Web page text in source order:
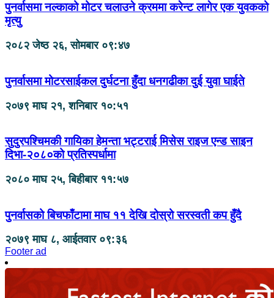
पुनर्वासमा नल्काको मोटर चलाउने क्रममा करेन्ट लागेर एक युवकको
मृत्यु
२०८२ जेष्ठ २६, सोमबार ०९:४७
पुनर्वासमा मोटरसाईकल दुर्घटना हुँदा धनगढीका दुई युवा घाईते
२०७९ माघ २१, शनिबार १०:५१
सुदुरपश्चिमकी गायिका हेमन्ता भट्टराई मिसेस राइज एन्ड साइन
दिभा-२०८०को प्रतिस्पर्धामा
२०८० माघ २५, बिहीबार ११:५७
पुनर्वासको बिचफाँटामा माघ ११ देखि दोस्रो सरस्वती कप हुँदै
२०७९ माघ ८, आईतवार ०९:३६
Footer ad